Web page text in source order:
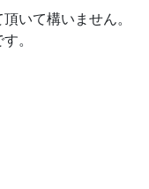
いて構いません。
。